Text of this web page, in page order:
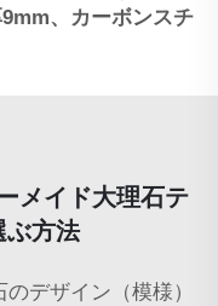
、カーボンスチ
メイド大理石テ
ぶ方法
デザイン（模様）